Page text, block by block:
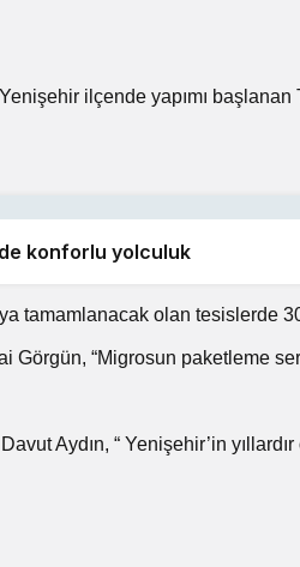
Yenişehir ilçende yapımı
konforlu yolculuk
tamamlanacak olan tesislerde
Görgün, “Migrosun paketleme
Aydın, “ Yenişehir’in